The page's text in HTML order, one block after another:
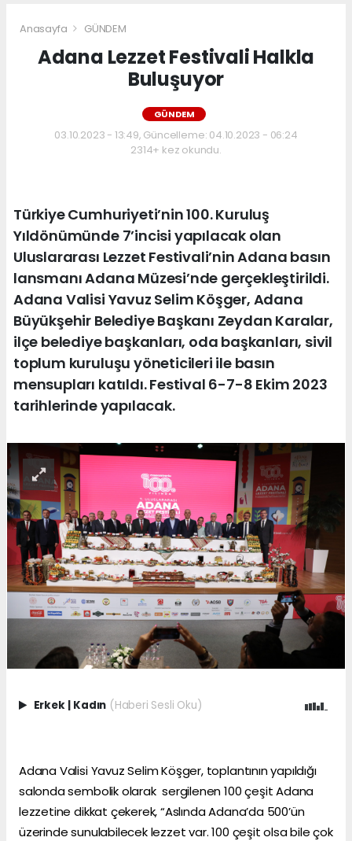
Anasayfa GÜNDEM
Adana Lezzet Festivali Halkla
Buluşuyor
GÜNDEM
03.10.2023 - 13:49, Güncelleme: 04.10.2023 - 06:24
2314+ kez okundu.
Türkiye Cumhuriyeti’nin 100. Kuruluş
Yıldönümünde 7’incisi yapılacak olan
Uluslararası Lezzet Festivali’nin Adana basın
lansmanı Adana Müzesi’nde gerçekleştirildi.
Adana Valisi Yavuz Selim Köşger, Adana
Büyükşehir Belediye Başkanı Zeydan Karalar,
ilçe belediye başkanları, oda başkanları, sivil
toplum kuruluşu yöneticileri ile basın
mensupları katıldı. Festival 6-7-8 Ekim 2023
tarihlerinde yapılacak.
Erkek | Kadın (Haberi Sesli Oku)
Adana Valisi Yavuz Selim Köşger, toplantının yapıldığı
salonda sembolik olarak sergilenen 100 çeşit Adana
lezzetine dikkat çekerek, “Aslında Adana’da 500’ün
üzerinde sunulabilecek lezzet var. 100 çeşit olsa bile çok